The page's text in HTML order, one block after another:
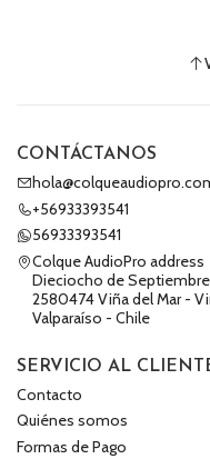
CONTÁCTANOS
+56933393541
56933393541
Colque AudioPro address
Dieciocho de
2580474 Viña del Mar -
Valparaíso - Chile
SERVICIO AL
Contacto
Quiénes somos
Formas de Pago